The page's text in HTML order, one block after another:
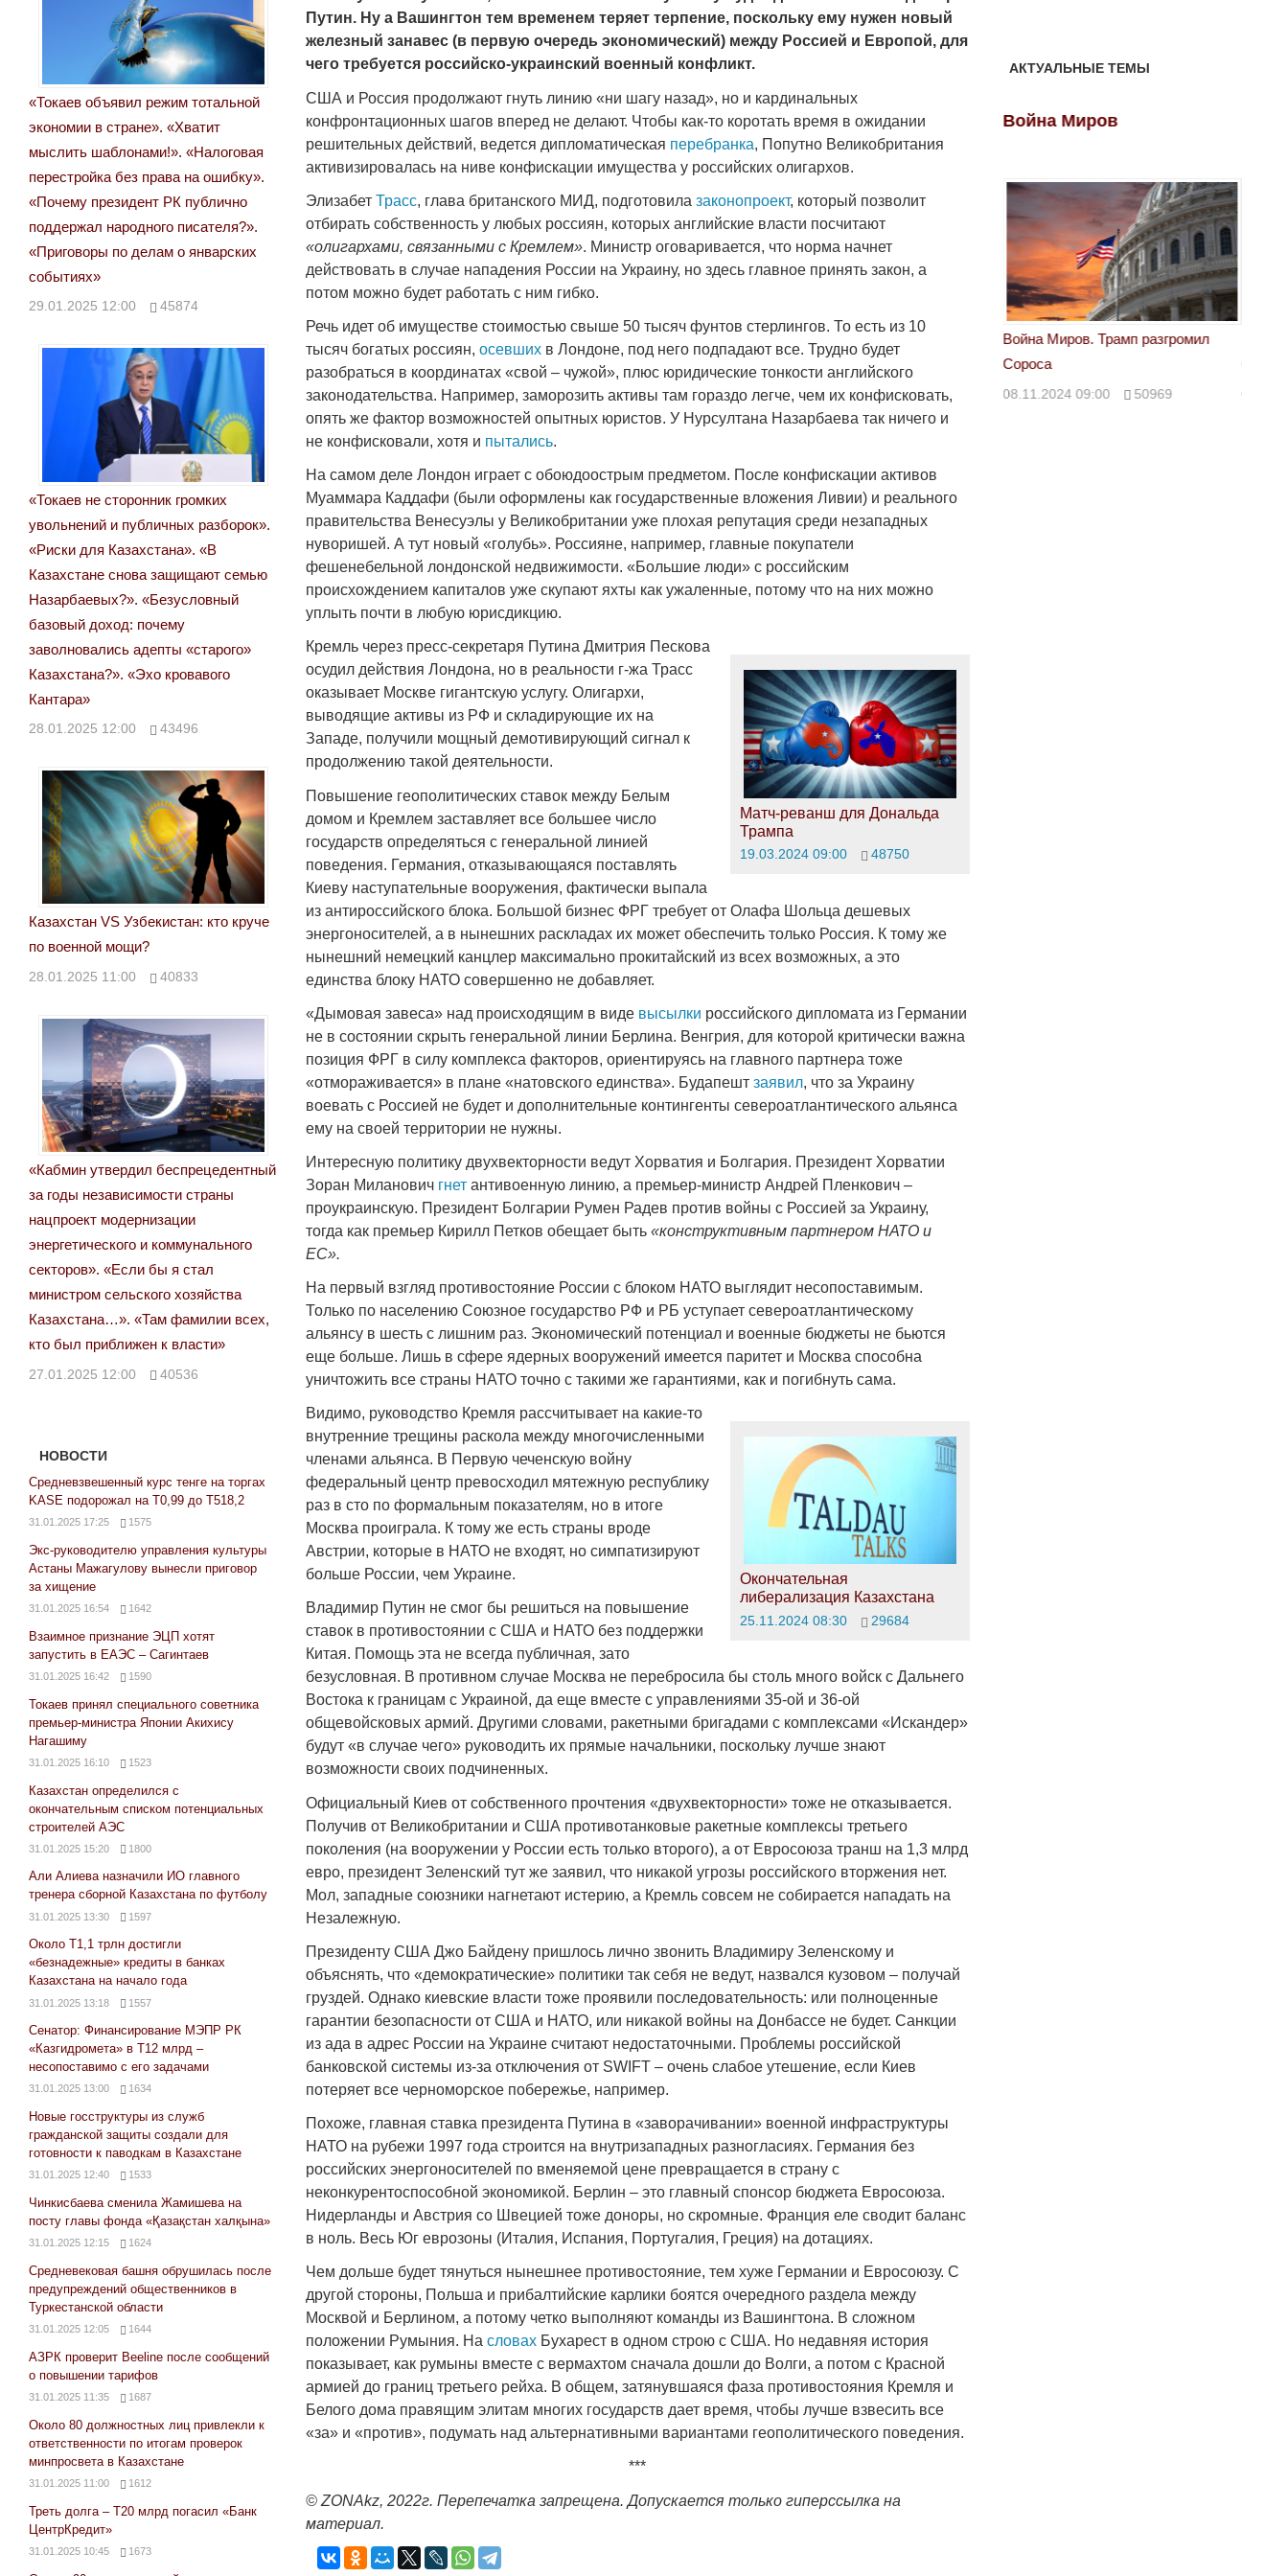
Путин. Ну а Вашингтон тем временем теряет терпение, поскольку ему нужен новый
железный занавес (в первую очередь экономический) между Россией и Европой, для
чего требуется российско-украинский военный конфликт.
США и Россия продолжают гнуть линию «ни шагу назад», но и кардинальных
конфронтационных шагов вперед не делают. Чтобы как-то коротать время в ожидании
решительных действий, ведется дипломатическая перебранка, Попутно Великобритания
активизировалась на ниве конфискации имущества у российских олигархов.
ЭлизабетТрасс, глава британского МИД, подготовилазаконопроект, который позволит
отбирать собственность у любых россиян, которых английские власти посчитают
«олигархами, связанными с Кремлем». Министр оговаривается, что норма начнет
действовать в случае нападения России на Украину, но здесь главное принять закон, а
потом можно будет работать с ним гибко.
Речь идет об имуществе стоимостью свыше 50 тысяч фунтов стерлингов. То есть из 10
тысяч богатых россиян,осевших в Лондоне, под него подпадают все. Трудно будет
разобраться в координатах «свой – чужой», плюс юридические тонкости английского
законодательства. Например, заморозить активы там гораздо легче, чем их конфисковать,
опять же фактор возможностей опытных юристов. У Нурсултана Назарбаева так ничего и
не конфисковали, хотя и пытались.
На самом деле Лондон играет с обоюдоострым предметом. После конфискации активов
Муаммара Каддафи (были оформлены как государственные вложения Ливии) и реального
правительства Венесуэлы у Великобритании уже плохая репутация среди незападных
нуворишей. А тут новый «голубь». Россияне, например, главные покупатели
фешенебельной лондонской недвижимости. «Большие люди» с российским
происхождением капиталов уже скупают яхты как ужаленные, потому что на них можно
уплыть почти в любую юрисдикцию.
Матч-реванш для Дональда
Трампа
19.03.2024 09:00 48750
Кремль через пресс-секретаря Путина Дмитрия Пескова
осудил действия Лондона, но в реальности г-жа Трасс
оказывает Москве гигантскую услугу. Олигархи,
выводящие активы из РФ и складирующие их на
Западе, получили мощный демотивирующий сигнал к
продолжению такой деятельности.
Повышение геополитических ставок между Белым
домом и Кремлем заставляет все большее число
государств определяться с генеральной линией
поведения. Германия, отказывающаяся поставлять
Киеву наступательные вооружения, фактически выпала
из антироссийского блока. Большой бизнес ФРГ требует от Олафа Шольца дешевых
энергоносителей, а в нынешних раскладах их может обеспечить только Россия. К тому же
нынешний немецкий канцлер максимально прокитайский из всех возможных, а это
единства блоку НАТО совершенно не добавляет.
«Дымовая завеса» над происходящим в виде высылки российского дипломата из Германии
не в состоянии скрыть генеральной линии Берлина. Венгрия, для которой критически важна
позиция ФРГ в силу комплекса факторов, ориентируясь на главного партнера тоже
«отмораживается» в плане «натовского единства». Будапештзаявил, что за Украину
воевать с Россией не будет и дополнительные контингенты североатлантического альянса
ему на своей территории не нужны.
Интересную политику двухвекторности ведут Хорватия и Болгария. Президент Хорватии
Зоран Миланович гнет антивоенную линию, а премьер-министр Андрей Пленкович –
проукраинскую. Президент Болгарии Румен Радев против войны с Россией за Украину,
тогда как премьер Кирилл Петков обещает быть«конструктивным партнером НАТО и
ЕС».
На первый взгляд противостояние России с блоком НАТО выглядит несопоставимым.
Только по населению Союзное государство РФ и РБ уступает североатлантическому
альянсу в шесть с лишним раз. Экономический потенциал и военные бюджеты не бьются
еще больше. Лишь в сфере ядерных вооружений имеется паритет и Москва способна
уничтожить все страны НАТО точно с такими же гарантиями, как и погибнуть сама.
Окончательная
либерализация Казахстана
25.11.2024 08:30 29684
Видимо, руководство Кремля рассчитывает на какие-то
внутренние трещины раскола между многочисленными
членами альянса. В Первую чеченскую войну
федеральный центр превосходил мятежную республику
раз в сто по формальным показателям, но в итоге
Москва проиграла. К тому же есть страны вроде
Австрии, которые в НАТО не входят, но симпатизируют
больше России, чем Украине.
Владимир Путин не смог бы решиться на повышение
ставок в противостоянии с США и НАТО без поддержки
Китая. Помощь эта не всегда публичная, зато
безусловная. В противном случае Москва не перебросила бы столь много войск с Дальнего
Востока к границам с Украиной, да еще вместе с управлениями 35-ой и 36-ой
общевойсковых армий. Другими словами, ракетными бригадами с комплексами «Искандер»
будут «в случае чего» руководить их прямые начальники, поскольку лучше знают
возможности своих подчиненных.
Официальный Киев от собственного прочтения «двухвекторности» тоже не отказывается.
Получив от Великобритании и США противотанковые ракетные комплексы третьего
поколения (на вооружении у России есть только второго), а от Евросоюза транш на 1,3 млрд
евро, президент Зеленский тут же заявил, что никакой угрозы российского вторжения нет.
Мол, западные союзники нагнетают истерию, а Кремль совсем не собирается нападать на
Незалежную.
Президенту США Джо Байдену пришлось лично звонить Владимиру Зеленскому и
объяснять, что «демократические» политики так себя не ведут, назвался кузовом – получай
груздей. Однако киевские власти тоже проявили последовательность: или полноценные
гарантии безопасности от США и НАТО, или никакой войны на Донбассе не будет. Санкции
из ада в адрес России на Украине считают недостаточными. Проблемы российской
банковской системы из-за отключения от SWIFT – очень слабое утешение, если Киев
потеряет все черноморское побережье, например.
Похоже, главная ставка президента Путина в «заворачивании» военной инфраструктуры
НАТО на рубежи 1997 года строится на внутризападных разногласиях. Германия без
российских энергоносителей по вменяемой цене превращается в страну с
неконкурентоспособной экономикой. Берлин – это главный спонсор бюджета Евросоюза.
Нидерланды и Австрия со Швецией тоже доноры, но скромные. Франция еле сводит баланс
в ноль. Весь Юг еврозоны (Италия, Испания, Португалия, Греция) на дотациях.
Чем дольше будет тянуться нынешнее противостояние, тем хуже Германии и Евросоюзу. С
другой стороны, Польша и прибалтийские карлики боятся очередного раздела между
Москвой и Берлином, а потому четко выполняют команды из Вашингтона. В сложном
положении Румыния. Насловах Бухарест в одном строю с США. Но недавняя история
показывает, как румыны вместе с вермахтом сначала дошли до Волги, а потом с Красной
армией до границ третьего рейха. В общем, затянувшаяся фаза противостояния Кремля и
Белого дома правящим элитам многих государств дает время, чтобы лучше взвесить все
«за» и «против», подумать над альтернативными вариантами геополитического поведения.
***
© ZONAkz, 2022г. Перепечатка запрещена. Допускается только гиперссылка на
материал.
«Токаев объявил режим тотальной
экономии в стране». «Хватит
мыслить шаблонами!». «Налоговая
перестройка без права на ошибку».
«Почему президент РК публично
поддержал народного писателя?».
«Приговоры по делам о январских
событиях»
29.01.2025 12:00 45874
«Токаев не сторонник громких
увольнений и публичных разборок».
«Риски для Казахстана». «В
Казахстане снова защищают семью
Назарбаевых?». «Безусловный
базовый доход: почему
заволновались адепты «старого»
Казахстана?». «Эхо кровавого
Кантара»
28.01.2025 12:00 43496
Казахстан VS Узбекистан: кто круче
по военной мощи?
28.01.2025 11:00 40833
«Кабмин утвердил беспрецедентный
за годы независимости страны
нацпроект модернизации
энергетического и коммунального
секторов». «Если бы я стал
министром сельского хозяйства
Казахстана…». «Там фамилии всех,
кто был приближен к власти»
27.01.2025 12:00 40536
НОВОСТИ
Средневзвешенный курс тенге на торгах
KASE подорожал на Т0,99 до Т518,2
31.01.2025 17:25 1575
Экс-руководителю управления культуры
Астаны Мажагулову вынесли приговор
за хищение
31.01.2025 16:54 1642
Взаимное признание ЭЦП хотят
запустить в ЕАЭС – Сагинтаев
31.01.2025 16:42 1590
Токаев принял специального советника
премьер-министра Японии Акихису
Нагашиму
31.01.2025 16:10 1523
Казахстан определился с
окончательным списком потенциальных
строителей АЭС
31.01.2025 15:20 1800
Али Алиева назначили ИО главного
тренера сборной Казахстана по футболу
31.01.2025 13:30 1597
Около Т1,1 трлн достигли
«безнадежные» кредиты в банках
Казахстана на начало года
31.01.2025 13:18 1557
Сенатор: Финансирование МЭПР РК
«Казгидромета» в Т12 млрд –
несопоставимо с его задачами
31.01.2025 13:00 1634
Новые госструктуры из служб
гражданской защиты создали для
готовности к паводкам в Казахстане
31.01.2025 12:40 1533
Чинкисбаева сменила Жамишева на
посту главы фонда «Қазақстан халқына»
31.01.2025 12:15 1624
Средневековая башня обрушилась после
предупреждений общественников в
Туркестанской области
31.01.2025 12:05 1644
АЗРК проверит Beeline после сообщений
о повышении тарифов
31.01.2025 11:35 1687
Около 80 должностных лиц привлекли к
ответственности по итогам проверок
минпросвета в Казахстане
31.01.2025 11:00 1612
Треть долга – Т20 млрд погасил «Банк
ЦентрКредит»
31.01.2025 10:45 1673
АКТУАЛЬНЫЕ ТЕМЫ
Война Миров
Война Миров. Трамп разгромил
08.11.2024 09:00 50969
Война Миров
Война Миров. Трамп разгромил
Сороса
08.11.2024 09:00 50969